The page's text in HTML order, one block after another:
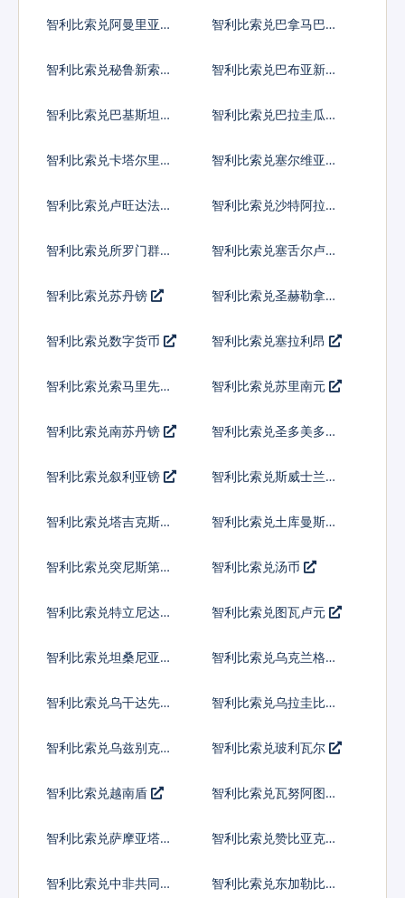
智利比索兑阿曼里亚尔
智利比索兑巴拿马巴波
智利比索兑秘鲁新索尔
智利比索兑巴布亚新几
智利比索兑巴基斯坦卢
智利比索兑巴拉圭瓜拉
智利比索兑卡塔尔里亚
智利比索兑塞尔维亚第
智利比索兑卢旺达法郎 智利比索兑沙特阿拉伯
智利比索兑所罗门群岛
智利比索兑塞舌尔卢比
智利比索兑苏丹镑 智利比索兑圣赫勒拿镑
智利比索兑数字货币 智利比索兑塞拉利昂
智利比索兑索马里先令 智利比索兑苏里南元
智利比索兑南苏丹镑
智利比索兑圣多美多布
智利比索兑叙利亚镑
智利比索兑斯威士兰里
智利比索兑塔吉克斯坦
智利比索兑土库曼斯坦
智利比索兑突尼斯第纳
智利比索兑汤币
智利比索兑特立尼达多
智利比索兑图瓦卢元
智利比索兑坦桑尼亚先
智利比索兑乌克兰格里
智利比索兑乌干达先令 智利比索兑乌拉圭比索
智利比索兑乌兹别克斯
智利比索兑玻利瓦尔
智利比索兑越南盾
智利比索兑瓦努阿图瓦
智利比索兑萨摩亚塔拉
智利比索兑赞比亚克瓦
智利比索兑中非共同体 智利比索兑东加勒比元